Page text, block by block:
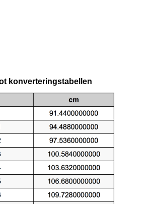
konverteringstabellen